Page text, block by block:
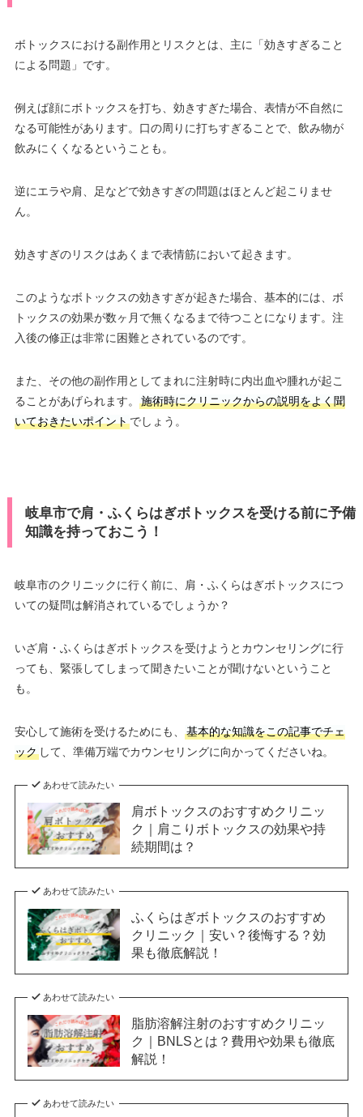
ボトックスにおける副作用とリスクとは、主に「効きすぎること
による問題」です。
例えば顔にボトックスを打ち、効きすぎた場合、表情が不自然に
なる可能性があります。口の周りに打ちすぎることで、飲み物が
飲みにくくなるということも。
逆にエラや肩、足などで効きすぎの問題はほとんど起こりませ
ん。
効きすぎのリスクはあくまで表情筋において起きます。
このようなボトックスの効きすぎが起きた場合、基本的には、ボ
トックスの効果が数ヶ月で無くなるまで待つことになります。注
入後の修正は非常に困難とされているのです。
また、その他の副作用としてまれに注射時に内出血や腫れが起こ
ることがあげられます。
施術時にクリニックからの説明をよく聞
いておきたいポイントでしょう。
岐阜市で肩・ふくらはぎボトックスを受ける前に予備
知識を持っておこう！
岐阜市のクリニックに行く前に、肩・ふくらはぎボトックスにつ
いての疑問は解消されているでしょうか？
いざ肩・ふくらはぎボトックスを受けようとカウンセリングに行
っても、緊張してしまって聞きたいことが聞けないということ
も。
安心して施術を受けるためにも、
基本的な知識をこの記事でチェ
ックして、準備万端でカウンセリングに向かってくださいね。
あわせて読みたい
肩ボトックスのおすすめクリニッ
ク｜肩こりボトックスの効果や持
続期間は？
あわせて読みたい
ふくらはぎボトックスのおすすめ
クリニック｜安い？後悔する？効
果も徹底解説！
あわせて読みたい
脂肪溶解注射のおすすめクリニッ
ク｜BNLSとは？費用や効果も徹底
解説！
あわせて読みたい